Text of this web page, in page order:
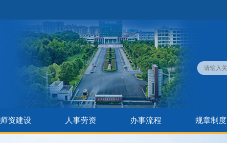
师资建设 人事劳资 办事流程 规章制度